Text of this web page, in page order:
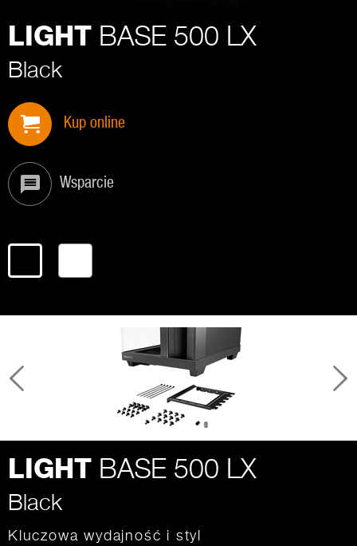
LIGHT BASE 500 LX
Black
Kup online
Wsparcie
LIGHT BASE 500 LX
Black
Kluczowa wydajność i styl